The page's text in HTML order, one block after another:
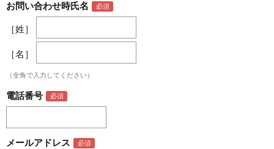
お問い合わせ時氏名
［姓］
［名］
（全角で入力してください）
電話番号
メールアドレス